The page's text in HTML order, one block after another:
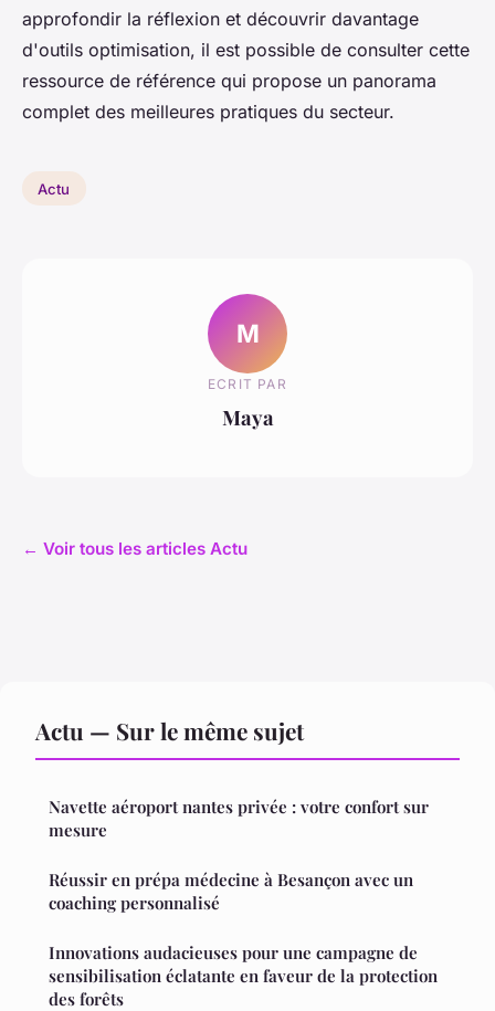
approfondir la réflexion et découvrir davantage
d'outils optimisation, il est possible de consulter cette
ressource de référence qui propose un panorama
complet des meilleures pratiques du secteur.
Actu
M
ECRIT PAR
Maya
← Voir tous les articles Actu
Actu — Sur le même sujet
Navette aéroport nantes privée : votre confort sur
mesure
Réussir en prépa médecine à Besançon avec un
coaching personnalisé
Innovations audacieuses pour une campagne de
sensibilisation éclatante en faveur de la protection
des forêts